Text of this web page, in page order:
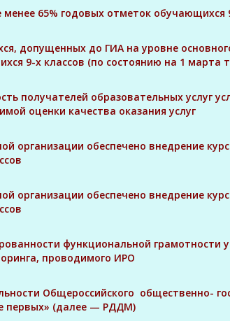
менее 65% годовых отметок обучающихся
допущенных до ГИА на уровне
9-х классов (по состоянию на 1 марта
получателей образовательных услуг
оценки качества оказания услуг
организации обеспечено внедрение
организации обеспечено внедрение
функциональной грамотности
проводимого ИРО
Общероссийского общественно-
первых» (далее — РДДМ)